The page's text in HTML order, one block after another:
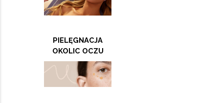
PIELĘGNACJA
OKOLIC OCZU